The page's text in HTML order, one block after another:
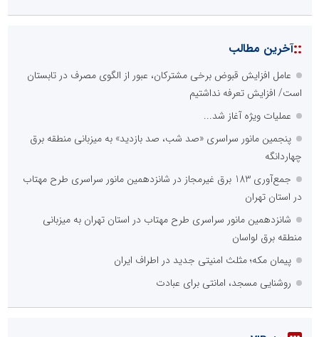
::آخرین مطالب
عامل افزایش قبوض برخی مشترکان، عبور از الگوی مصرف در تابستان
است/ افزایش تعرفه نداشتیم
عملیات ویژه آغاز شد...
پنجمین مانور سراسری «صد شب، صد بازدید» به میزبانی منطقه برق
چهاردانگه
جمع‌آوری 183 برق غیرمجاز در شانزدهمین مانور سراسری طرح مهتاب
در استان تهران
شانزدهمین مانور سراسری طرح مهتاب در استان تهران به میزبانی
منطقه برق لواسان
پیمان مکه؛ مثلث امنیتی جدید در اطراف ایران
روشنایی مسجد، امانتی برای عبادت